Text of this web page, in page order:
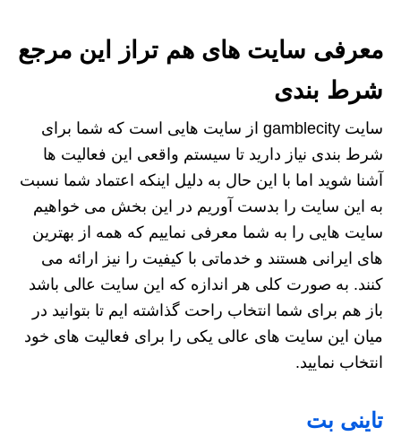
معرفی سایت های هم تراز این مرجع
شرط بندی
سایت gamblecity از سایت هایی است که شما برای
شرط بندی نیاز دارید تا سیستم واقعی این فعالیت ها
آشنا شوید اما با این حال به دلیل اینکه اعتماد شما نسبت
به این سایت را بدست آوریم در این بخش می خواهیم
سایت هایی را به شما معرفی نماییم که همه از بهترین
های ایرانی هستند و خدماتی با کیفیت را نیز ارائه می
کنند. به صورت کلی هر اندازه که این سایت عالی باشد
باز هم برای شما انتخاب راحت گذاشته ایم تا بتوانید در
میان این سایت های عالی یکی را برای فعالیت های خود
انتخاب نمایید.
تاینی بت